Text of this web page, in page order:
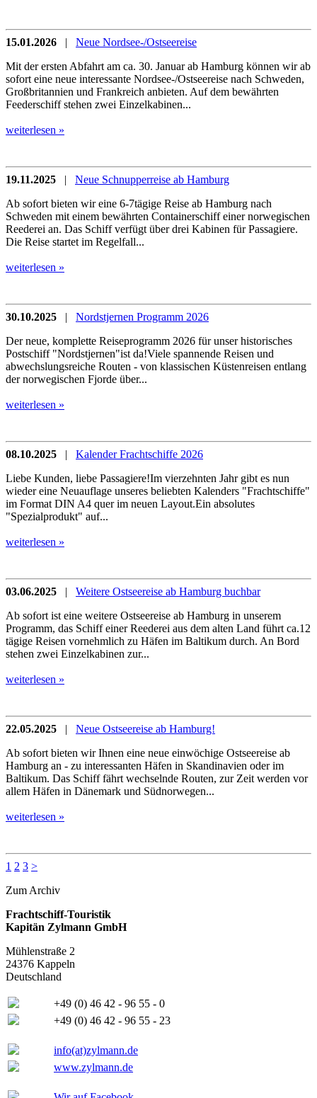
15.01.2026 | Neue Nordsee-/Ostseereise
Mit der ersten Abfahrt am ca. 30. Januar ab Hamburg können wir ab
sofort eine neue interessante Nordsee-/Ostseereise nach Schweden,
Großbritannien und Frankreich anbieten. Auf dem bewährten
Feederschiff stehen zwei Einzelkabinen...
weiterlesen »
19.11.2025 | Neue Schnupperreise ab Hamburg
Ab sofort bieten wir eine 6-7tägige Reise ab Hamburg nach
Schweden mit einem bewährten Containerschiff einer norwegischen
Reederei an. Das Schiff verfügt über drei Kabinen für Passagiere.
Die Reise startet im Regelfall...
weiterlesen »
30.10.2025 | Nordstjernen Programm 2026
Der neue, komplette Reiseprogramm 2026 für unser historisches
Postschiff "Nordstjernen"ist da!Viele spannende Reisen und
abwechslungsreiche Routen - von klassischen Küstenreisen entlang
der norwegischen Fjorde über...
weiterlesen »
08.10.2025 | Kalender Frachtschiffe 2026
Liebe Kunden, liebe Passagiere!Im vierzehnten Jahr gibt es nun
wieder eine Neuauflage unseres beliebten Kalenders "Frachtschiffe"
im Format DIN A4 quer im neuen Layout.Ein absolutes
"Spezialprodukt" auf...
weiterlesen »
03.06.2025 | Weitere Ostseereise ab Hamburg buchbar
Ab sofort ist eine weitere Ostseereise ab Hamburg in unserem
Programm, das Schiff einer Reederei aus dem alten Land führt ca.12
tägige Reisen vornehmlich zu Häfen im Baltikum durch. An Bord
stehen zwei Einzelkabinen zur...
weiterlesen »
22.05.2025 | Neue Ostseereise ab Hamburg!
Ab sofort bieten wir Ihnen eine neue einwöchige Ostseereise ab
Hamburg an - zu interessanten Häfen in Skandinavien oder im
Baltikum. Das Schiff fährt wechselnde Routen, zur Zeit werden vor
allem Häfen in Dänemark und Südnorwegen...
weiterlesen »
1 2 3 >
Zum Archiv
Frachtschiff-Touristik
Kapitän Zylmann GmbH
Mühlenstraße 2
24376 Kappeln
Deutschland
+49 (0) 46 42 - 96 55 - 0
+49 (0) 46 42 - 96 55 - 23
info(at)zylmann.de
www.zylmann.de